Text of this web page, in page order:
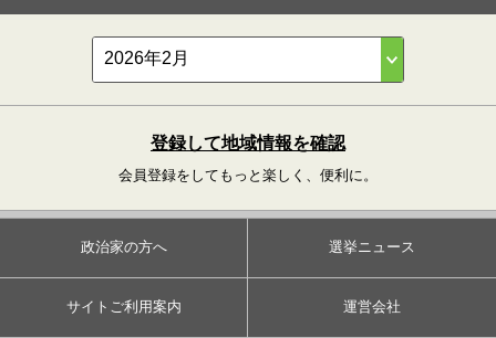
登録して地域情報を確認
会員登録をしてもっと楽しく、便利に。
政治家の方へ 選挙ニュース
サイトご利用案内 運営会社